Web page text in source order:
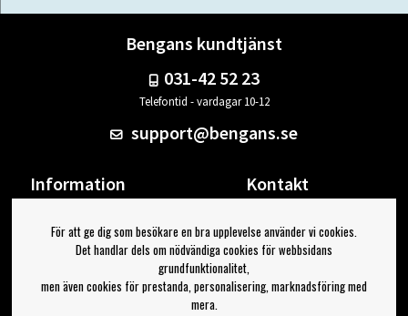
Bengans kundtjänst
031-42 52 23
Telefontid - vardagar 10-12
support@bengans.se
Information
Om Bengans
FAQ / Köp- & Leveransvillkor
Kontakt
Din sida
Logga ut
Jag vill ha tips från Bengans
För att ge dig som besökare en bra upplevelse använder vi cookies.
Det handlar dels om nödvändiga cookies för webbsidans
grundfunktionalitet,
men även cookies för prestanda, personalisering, marknadsföring med
mera.